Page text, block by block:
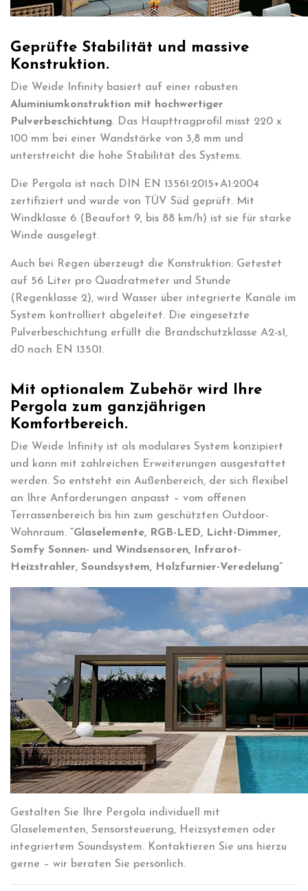
Geprüfte Stabilität und massive
Konstruktion.
Die Weide Infinity basiert auf einer robusten
Aluminiumkonstruktion mit hochwertiger
Pulverbeschichtung. Das Haupttragprofil misst 220 x
100 mm bei einer Wandstärke von 3,8 mm und
unterstreicht die hohe Stabilität des Systems.
Die Pergola ist nach DIN EN 13561:2015+A1:2004
zertifiziert und wurde von TÜV Süd geprüft. Mit
Windklasse 6 (Beaufort 9, bis 88 km/h) ist sie für starke
Winde ausgelegt.
Auch bei Regen überzeugt die Konstruktion: Getestet
auf 56 Liter pro Quadratmeter und Stunde
(Regenklasse 2), wird Wasser über integrierte Kanäle im
System kontrolliert abgeleitet. Die eingesetzte
Pulverbeschichtung erfüllt die Brandschutzklasse A2-s1,
d0 nach EN 13501.
Mit optionalem Zubehör wird Ihre
Pergola zum ganzjährigen
Komfortbereich.
Die Weide Infinity ist als modulares System konzipiert
und kann mit zahlreichen Erweiterungen ausgestattet
werden. So entsteht ein Außenbereich, der sich flexibel
an Ihre Anforderungen anpasst – vom offenen
Terrassenbereich bis hin zum geschützten Outdoor-
Wohnraum. “Glaselemente, RGB-LED, Licht-Dimmer,
Somfy Sonnen- und Windsensoren, Infrarot-
Heizstrahler, Soundsystem, Holzfurnier-Veredelung”
Gestalten Sie Ihre Pergola individuell mit
Glaselementen, Sensorsteuerung, Heizsystemen oder
integriertem Soundsystem. Kontaktieren Sie uns hierzu
gerne – wir beraten Sie persönlich.